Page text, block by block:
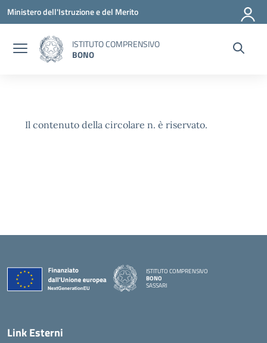
Vai ai contenuti
Vai al menu di navigazione
Vai al footer
Ministero dell'Istruzione e del Merito
ISTITUTO COMPRENSIVO
BONO
Il contenuto della circolare n. è riservato.
ISTITUTO COMPRENSIVO
BONO
SASSARI
Link Esterni